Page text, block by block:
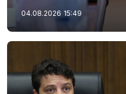
04.08.2026 15:49